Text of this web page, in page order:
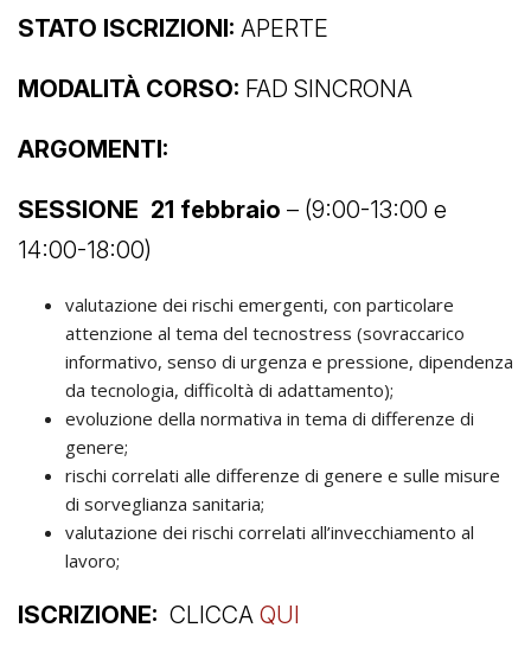
STATO ISCRIZIONI: APERTE
MODALITÀ CORSO: FAD SINCRONA
ARGOMENTI:
SESSIONE 21 febbraio – (9:00-13:00 e
14:00-18:00)
valutazione dei rischi emergenti, con particolare
attenzione al tema del tecnostress (sovraccarico
informativo, senso di urgenza e pressione, dipendenza
da tecnologia, difficoltà di adattamento);
evoluzione della normativa in tema di differenze di
genere;
rischi correlati alle differenze di genere e sulle misure
di sorveglianza sanitaria;
valutazione dei rischi correlati all’invecchiamento al
lavoro;
ISCRIZIONE: CLICCA QUI